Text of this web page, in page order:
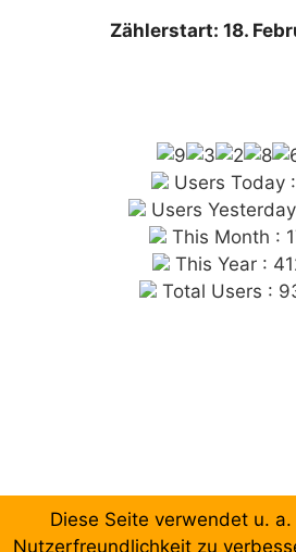
Zählerstart: 18.
Users Today
Users
This Month :
This Year :
Total Users :
Chronologische
Diese Seite verwendet u.
Nutzerfreundlichkeit zu